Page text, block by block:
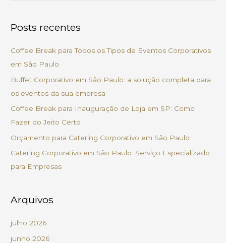
q
p
o
r
:
Posts recentes
Coffee Break para Todos os Tipos de Eventos Corporativos
em São Paulo
Buffet Corporativo em São Paulo: a solução completa para
os eventos da sua empresa
Coffee Break para Inauguração de Loja em SP: Como
Fazer do Jeito Certo
Orçamento para Catering Corporativo em São Paulo
Catering Corporativo em São Paulo: Serviço Especializado
para Empresas
Arquivos
julho 2026
junho 2026